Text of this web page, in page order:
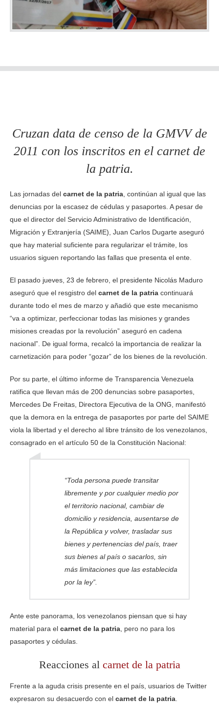
Cruzan data de censo de la GMVV de
2011 con los inscritos en el carnet de
la patria.
Las jornadas del carnet de la patria , continúan al igual que las
denuncias por la escasez de cédulas y pasaportes. A pesar de
que el director del Servicio Administrativo de Identificación,
Migración y Extranjería (SAIME), Juan Carlos Dugarte aseguró
que hay material suficiente para regularizar el trámite, los
usuarios siguen reportando las fallas que presenta el ente.
El pasado jueves, 23 de febrero, el presidente Nicolás Maduro
aseguró que el resgistro del carnet de la patria continuará
durante todo el mes de marzo y añadió que este mecanismo
“va a optimizar, perfeccionar todas las misiones y grandes
misiones creadas por la revolución” aseguró en cadena
nacional”. De igual forma, recalcó la importancia de realizar la
carnetización para poder “gozar” de los bienes de la revolución.
Por su parte, el último informe de Transparencia Venezuela
ratifica que llevan más de 200 denuncias sobre pasaportes,
Mercedes De Freitas, Directora Ejecutiva de la ONG, manifestó
que la demora en la entrega de pasaportes por parte del SAIME
viola la libertad y el derecho al libre tránsito de los venezolanos,
consagrado en el artículo 50 de la Constitución Nacional:
“Toda persona puede transitar
libremente y por cualquier medio por
el territorio nacional, cambiar de
domicilio y residencia, ausentarse de
la República y volver, trasladar sus
bienes y pertenencias del país, traer
sus bienes al país o sacarlos, sin
más limitaciones que las establecida
por la ley”.
Ante este panorama, los venezolanos piensan que si hay
material para el carnet de la patria , pero no para los
pasaportes y cédulas.
Reacciones al carnet de la patria
Frente a la aguda crisis presente en el país, usuarios de Twitter
expresaron su desacuerdo con el carnet de la patria